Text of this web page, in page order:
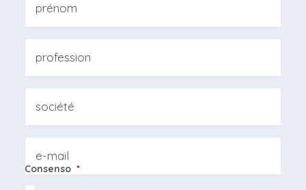
Consenso *